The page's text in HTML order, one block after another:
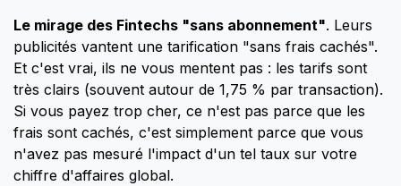
Le mirage des Fintechs "sans abonnement". Leurs
publicités vantent une tarification "sans frais cachés".
Et c'est vrai, ils ne vous mentent pas : les tarifs sont
très clairs (souvent autour de 1,75 % par transaction).
Si vous payez trop cher, ce n'est pas parce que les
frais sont cachés, c'est simplement parce que vous
n'avez pas mesuré l'impact d'un tel taux sur votre
chiffre d'affaires global.